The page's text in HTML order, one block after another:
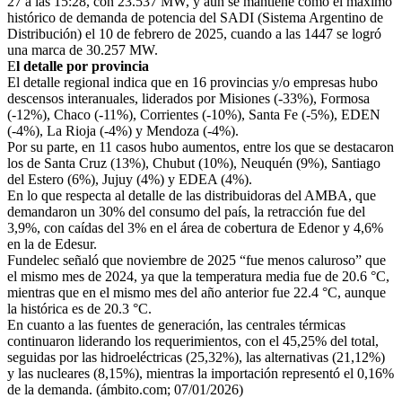
histórico de demanda de potencia del SADI (Sistema Argentino de
Distribución) el 10 de febrero de 2025, cuando a las 1447 se logró
una marca de 30.257 MW.
El detalle por provincia
El detalle regional indica que en 16 provincias y/o empresas hubo
descensos interanuales, liderados por Misiones (-33%), Formosa
(-12%), Chaco (-11%), Corrientes (-10%), Santa Fe (-5%), EDEN
(-4%), La Rioja (-4%) y Mendoza (-4%).
Por su parte, en 11 casos hubo aumentos, entre los que se destacaron
los de Santa Cruz (13%), Chubut (10%), Neuquén (9%), Santiago
del Estero (6%), Jujuy (4%) y EDEA (4%).
En lo que respecta al detalle de las distribuidoras del AMBA, que
demandaron un 30% del consumo del país, la retracción fue del
3,9%, con caídas del 3% en el área de cobertura de Edenor y 4,6%
en la de Edesur.
Fundelec señaló que noviembre de 2025 “fue menos caluroso” que
el mismo mes de 2024, ya que la temperatura media fue de 20.6 °C,
mientras que en el mismo mes del año anterior fue 22.4 °C, aunque
la histórica es de 20.3 °C.
En cuanto a las fuentes de generación, las centrales térmicas
continuaron liderando los requerimientos, con el 45,25% del total,
seguidas por las hidroeléctricas (25,32%), las alternativas (21,12%)
y las nucleares (8,15%), mientras la importación representó el 0,16%
de la demanda. (ámbito.com; 07/01/2026)